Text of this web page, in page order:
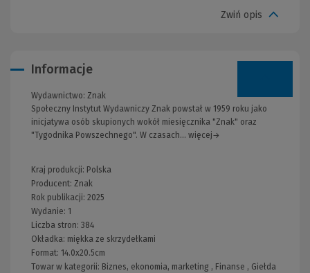
Zwiń opis
Informacje
Wydawnictwo: Znak
Społeczny Instytut Wydawniczy Znak powstał w 1959 roku jako
inicjatywa osób skupionych wokół miesięcznika "Znak" oraz
"Tygodnika Powszechnego". W czasach... więcej→
Kraj produkcji: Polska
Producent: Znak
Rok publikacji: 2025
Wydanie: 1
Liczba stron: 384
Okładka: miękka ze skrzydełkami
Format: 14.0x20.5cm
Towar w kategorii: Biznes, ekonomia, marketing , Finanse , Giełda